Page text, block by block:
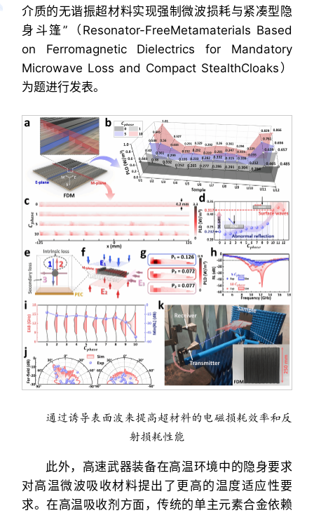
介质的无谐振超材料实现强制微波损耗与紧凑型隐
身斗篷”（Resonator-FreeMetamaterials Based
on Ferromagnetic Dielectrics for Mandatory
Microwave Loss and Compact StealthCloaks）
为题进行发表。
通过诱导表面波来提高超材料的电磁损耗效率和反
射损耗性能
此外，高速武器装备在高温环境中的隐身要求
对高温微波吸收材料提出了更高的温度适应性要
求。在高温吸收剂方面，传统的单主元素合金依赖